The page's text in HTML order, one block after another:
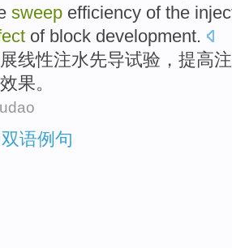
sweep efficiency ofthe
of block development.
线性注水先导试验 ， 提高
效果。
语例句